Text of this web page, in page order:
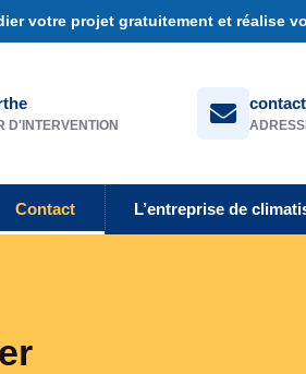
votre projet gratuitement et réalise
D'INTERVENTION
Contact L’entreprise de